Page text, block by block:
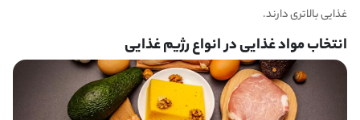
غذایی بالاتری دارند.
انتخاب مواد غذایی در انواع رژیم غذایی